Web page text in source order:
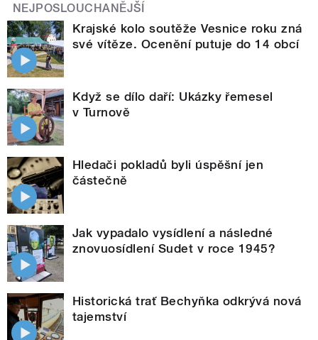
NEJPOSLOUCHANĚJŠÍ
Krajské kolo soutěže Vesnice roku zná
své vítěze. Ocenění putuje do 14 obcí
Když se dílo daří: Ukázky řemesel
v Turnově
Hledači pokladů byli úspěšní jen
částečně
Jak vypadalo vysídlení a následné
znovuosídlení Sudet v roce 1945?
Historická trať Bechyňka odkrývá nová
tajemství